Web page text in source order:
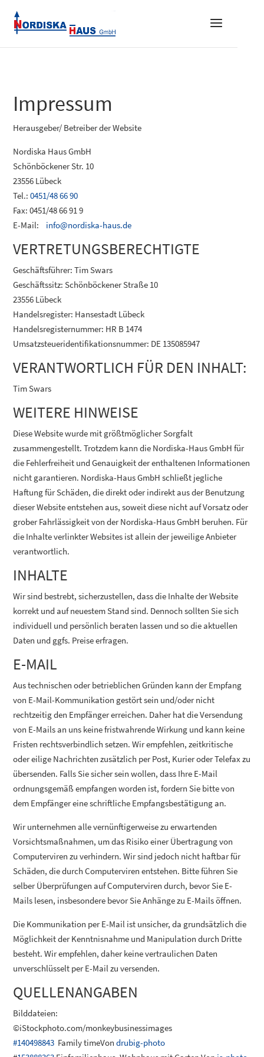
Impressum
Herausgeber/ Betreiber der Website
Nordiska Haus GmbH
Schönböckener Str. 10
23556 Lübeck
Tel.:0451/48 66 90
Fax: 0451/48 66 91 9
E-Mail: info@nordiska-haus.de
VERTRETUNGSBERECHTIGTE
Geschäftsführer: Tim Swars
Geschäftssitz: Schönböckener Straße 10
23556 Lübeck
Handelsregister: Hansestadt Lübeck
Handelsregisternummer: HR B 1474
Umsatzsteueridentifikationsnummer: DE 135085947
VERANTWORTLICH FÜR DEN INHALT:
Tim Swars
WEITERE HINWEISE
Diese Website wurde mit größtmöglicher Sorgfalt
zusammengestellt. Trotzdem kann die Nordiska-Haus GmbH für
die Fehlerfreiheit und Genauigkeit der enthaltenen Informationen
nicht garantieren. Nordiska-Haus GmbH schließt jegliche
Haftung für Schäden, die direkt oder indirekt aus der Benutzung
dieser Website entstehen aus, soweit diese nicht auf Vorsatz oder
grober Fahrlässigkeit von der Nordiska-Haus GmbH beruhen. Für
die Inhalte verlinkter Websites ist allein der jeweilige Anbieter
verantwortlich.
INHALTE
Wir sind bestrebt, sicherzustellen, dass die Inhalte der Website
korrekt und auf neuestem Stand sind. Dennoch sollten Sie sich
individuell und persönlich beraten lassen und so die aktuellen
Daten und ggfs. Preise erfragen.
E-MAIL
Aus technischen oder betrieblichen Gründen kann der Empfang
von E-Mail-Kommunikation gestört sein und/oder nicht
rechtzeitig den Empfänger erreichen. Daher hat die Versendung
von E-Mails an uns keine fristwahrende Wirkung und kann keine
Fristen rechtsverbindlich setzen. Wir empfehlen, zeitkritische
oder eilige Nachrichten zusätzlich per Post, Kurier oder Telefax zu
übersenden. Falls Sie sicher sein wollen, dass Ihre E-Mail
ordnungsgemäß empfangen worden ist, fordern Sie bitte von
dem Empfänger eine schriftliche Empfangsbestätigung an.
Wir unternehmen alle vernünftigerweise zu erwartenden
Vorsichtsmaßnahmen, um das Risiko einer Übertragung von
Computerviren zu verhindern. Wir sind jedoch nicht haftbar für
Schäden, die durch Computerviren entstehen. Bitte führen Sie
selber Überprüfungen auf Computerviren durch, bevor Sie E-
Mails lesen, insbesondere bevor Sie Anhänge zu E-Mails öffnen.
Die Kommunikation per E-Mail ist unsicher, da grundsätzlich die
Möglichkeit der Kenntnisnahme und Manipulation durch Dritte
besteht. Wir empfehlen, daher keine vertraulichen Daten
unverschlüsselt per E-Mail zu versenden.
QUELLENANGABEN
Bilddateien:
©iStockphoto.com/monkeybusinessimages
#140498843 Family timeVon drubig-photo